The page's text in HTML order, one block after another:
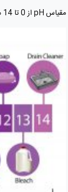
مقیاس pH از 0 تا 14 متغیر است: